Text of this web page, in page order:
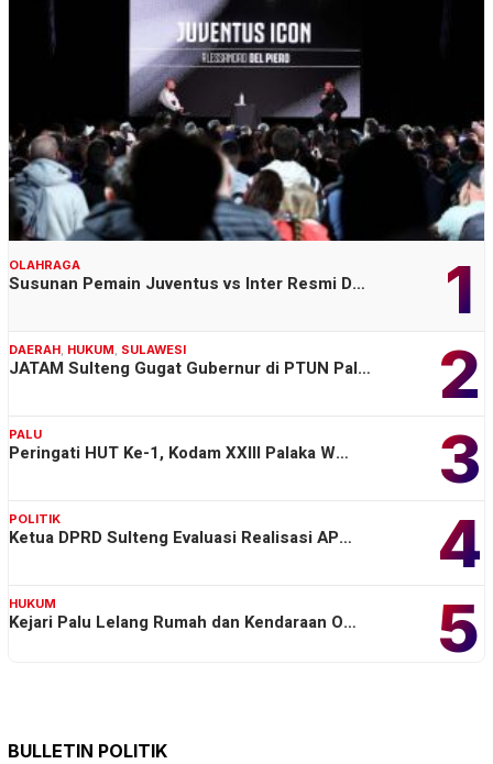
1
OLAHRAGA
Susunan Pemain Juventus vs Inter Resmi D…
2
DAERAH, HUKUM, SULAWESI
JATAM Sulteng Gugat Gubernur di PTUN Pal…
3
PALU
Peringati HUT Ke-1, Kodam XXIII Palaka W…
4
POLITIK
Ketua DPRD Sulteng Evaluasi Realisasi AP…
5
HUKUM
Kejari Palu Lelang Rumah dan Kendaraan O…
BULLETIN POLITIK